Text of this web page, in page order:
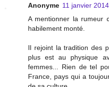
Anonyme 11 janvier
A mentionner la rumeur
habilement monté.
Il rejoint la tradition des
plus est au physique
femmes... Rien de tel
France, pays qui a